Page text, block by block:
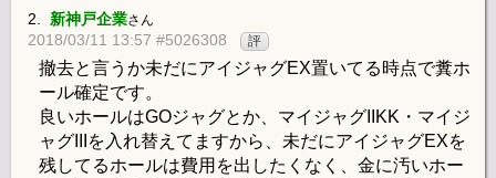
2. 新神戸企業さん
2018/03/11 13:57 #5026308 評
撤去と言うか未だにアイジャグEX置いてる時点で糞ホ
ール確定です。
良いホールはGOジャグとか、マイジャグIIKK・マイジ
ャグIIIを入れ替えてますから、未だにアイジャグEXを
残してるホールは費用を出したくなく、金に汚いホー